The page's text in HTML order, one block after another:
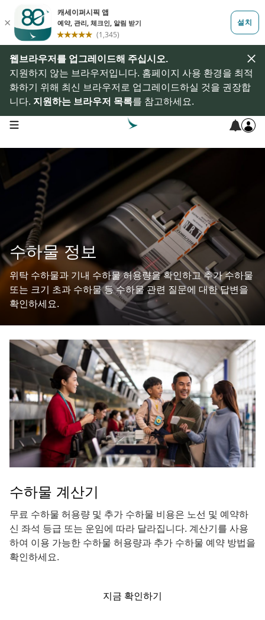
웹브라우저를 업그레이드해 주십시오.
지원하지 않는 브라우저입니다. 홈페이지 사용 환경을 최적
화하기 위해 최신 브라우저로 업그레이드하실 것을 권장합
니다. 지원하는 브라우저 목록를 참고하세요.
open navigation menu
수하물 정보
위탁 수하물과 기내 수하물 허용량을 확인하고 추가 수하물
또는 크기 초과 수하물 등 수하물 관련 질문에 대한 답변을
확인하세요.
수하물 계산기
무료 수하물 허용량 및 추가 수하물 비용은 노선 및 예약하
신 좌석 등급 또는 운임에 따라 달라집니다. 계산기를 사용
하여 이용 가능한 수하물 허용량과 추가 수하물 예약 방법을
확인하세요.
지금 확인하기